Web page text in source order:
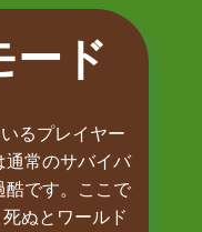
ード
るプレイヤー
通常のサバイバ
酷です。ここで
ぬとワールド